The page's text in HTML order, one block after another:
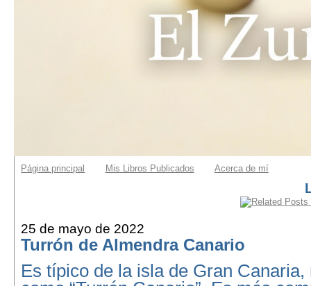
Página principal Mis Libros Publicados Acerca de mí
25 de mayo de 2022
Turrón de Almendra Canario
Es típico de la isla de Gran